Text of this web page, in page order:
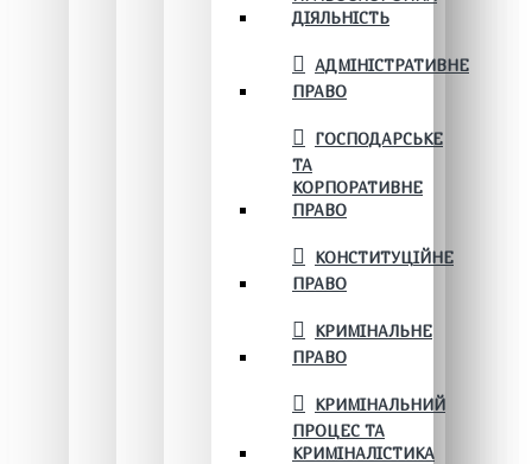
ДІЯЛЬНІСТЬ
АДМІНІСТРАТИВНЕ
ПРАВО
ГОСПОДАРСЬКЕ
ТА
КОРПОРАТИВНЕ
ПРАВО
КОНСТИТУЦІЙНЕ
ПРАВО
КРИМІНАЛЬНЕ
ПРАВО
КРИМІНАЛЬНИЙ
ПРОЦЕС ТА
КРИМІНАЛІСТИКА